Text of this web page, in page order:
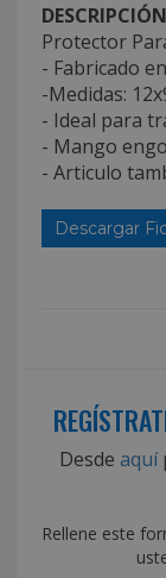
Protector
- Fabricado
-Medidas:
- Ideal para
- Mango
- Articulo
Descargar
Desde aquí
Rellene este